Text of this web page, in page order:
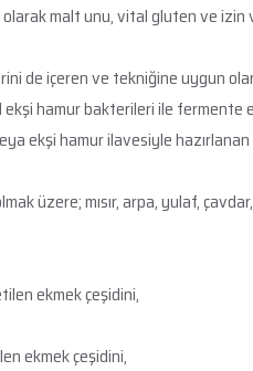
malt unu, vital gluten ve izin
de içeren ve tekniğine uygun
hamur bakterileri ile fermente
ekşi hamur ilavesiyle
üzere; mısır, arpa, yulaf,
ekmek çeşidini,
ekmek çeşidini,